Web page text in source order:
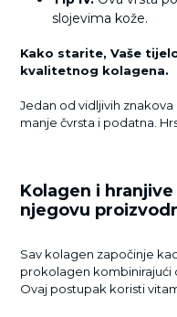
slojevima kože.
Kako starite, Vaše
kvalitetnog kolagena.
Jedan od vidljivih
manje čvrsta i podatna.
Kolagen i
njegovu
Sav kolagen započinje
prokolagen kombinirajući
Ovaj postupak koristi